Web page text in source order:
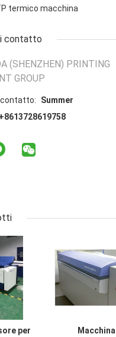
termico macchina
contatto
(SHENZHEN) PRINTING
GROUP
contatto:
Summer
+8613728619758
per
Macchina